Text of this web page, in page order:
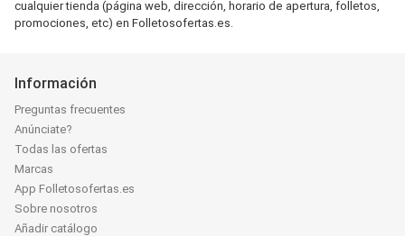
cualquier tienda (página web, dirección, horario de apertura, folletos,
promociones, etc) en Folletosofertas.es.
Información
Preguntas frecuentes
Anúnciate?
Todas las ofertas
Marcas
App Folletosofertas.es
Sobre nosotros
Añadir catálogo